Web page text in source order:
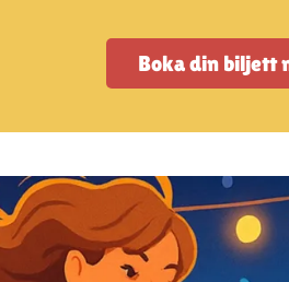
Boka din biljett